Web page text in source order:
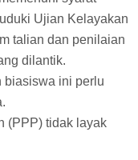
Ujian Kelayakan
talian dan penilaian
dilantik.
biasiswa ini perlu
(PPP) tidak layak